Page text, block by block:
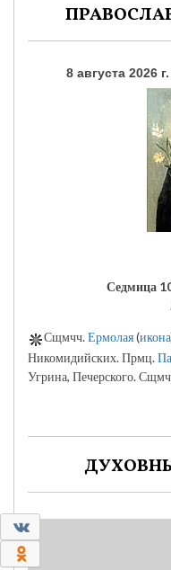
8 августа 2026
Седмица
Сщмчч.Ермолая(икона
Никомидийских. Прмц.
Угрина, Печерского.